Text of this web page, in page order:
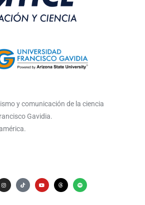
y comunicación de la ciencia
Gavidia.